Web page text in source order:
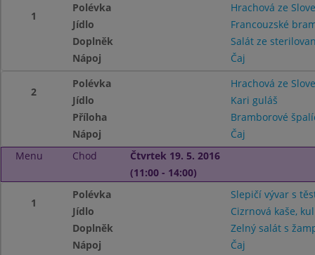
1
Polévka
Hrachová ze
Jídlo
Francouzské
Doplněk
Salát ze
Nápoj
Čaj
2
Polévka
Hrachová ze
Jídlo
Kari guláš
Příloha
Bramborové
Nápoj
Čaj
Menu
Chod
Čtvrtek 19. 5. 2016
(11:00 - 14:00)
1
Polévka
Slepičí vývar s
Jídlo
Cizrnová kaše,
Doplněk
Zelný salát s
Nápoj
Čaj